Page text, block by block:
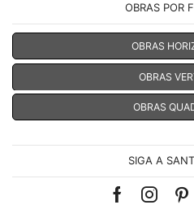
OBRAS POR
OBRAS
OBRAS
OBRAS
SIGA A
Facebook